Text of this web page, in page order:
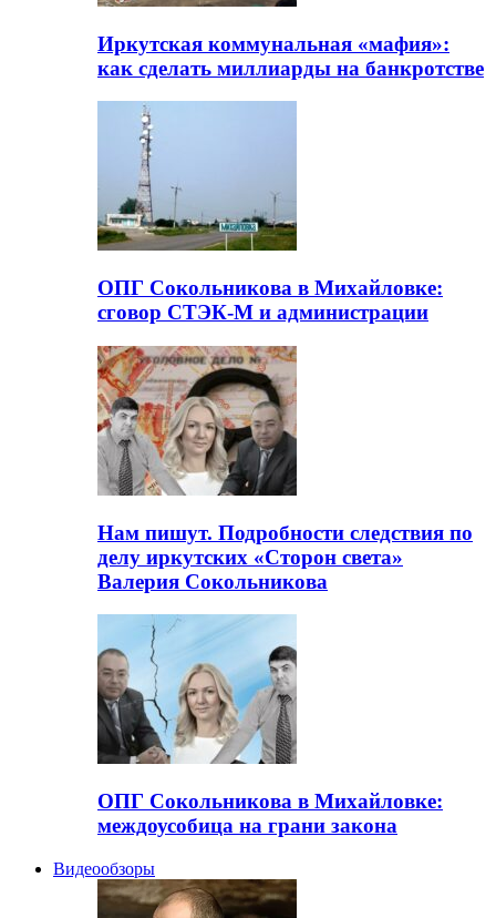
Иркутская коммунальная «мафия»:
как сделать миллиарды на банкротстве
ОПГ Сокольникова в Михайловке:
сговор СТЭК-М и администрации
Нам пишут. Подробности следствия по
делу иркутских «Сторон света»
Валерия Сокольникова
ОПГ Сокольникова в Михайловке:
междоусобица на грани закона
Видеообзоры